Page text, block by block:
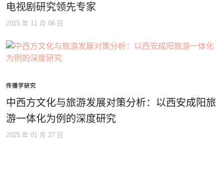
电视剧研究领先专家
2015 年 11 月 06 日
传播学研究
中西方文化与旅游发展对策分析：以西安成阳旅
游一体化为例的深度研究
2025 年 01 月 27 日